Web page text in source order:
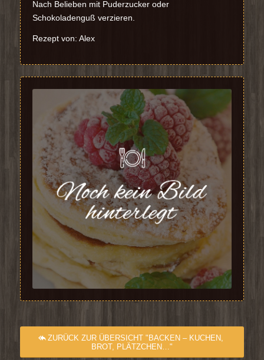
Nach Belieben mit Puderzucker oder
Schokoladenguß verzieren.
Rezept von: Alex
ZURÜCK ZUR ÜBERSICHT "BACKEN – KUCHEN,
BROT, PLÄTZCHEN…"